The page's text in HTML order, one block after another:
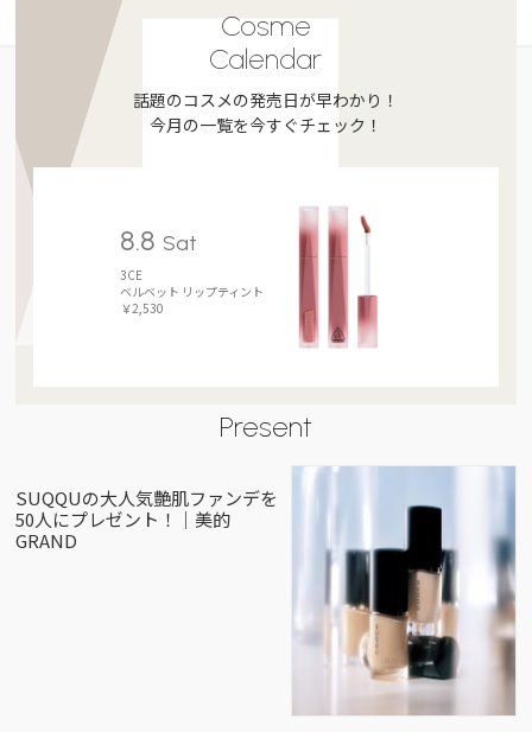
Cosme
Calendar
話題のコスメの発売日が早わかり！
今月の一覧を今すぐチェック！
8.8 Sat
3CE
ベルベット リップティント
￥2,530
Present
SUQQUの大人気艶肌ファンデを
50人にプレゼント！｜美的
GRAND